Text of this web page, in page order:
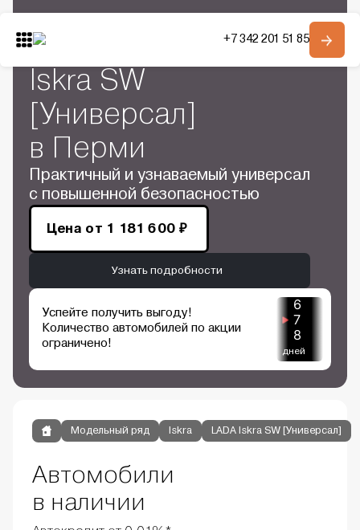
О компании
Контакты
Получить консультацию
+7 342 201 51 85
Купить LADA
Iskra SW
[Универсал]
в Перми
Практичный и узнаваемый универсал
с повышенной безопасностью
Цена от 1 181 600 ₽
Узнать подробности
Успейте получить выгоду!
Количество автомобилей по акции
ограничено!
8
7
6
дней
Модельный ряд Iskra LADA Iskra SW [Универсал]
Автомобили
в наличии